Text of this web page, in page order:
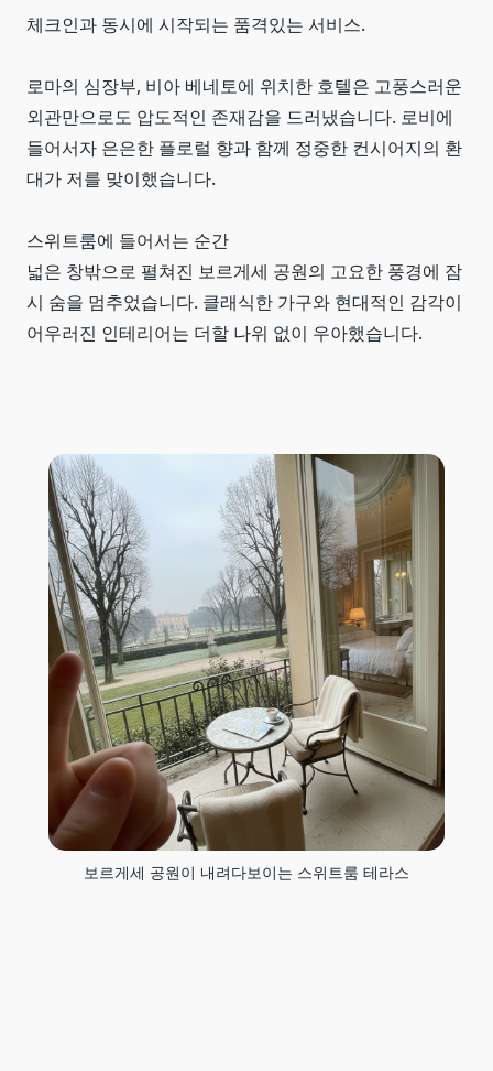
체크인과 동시에 시작되는 품격있는 서비스.
로마의 심장부, 비아 베네토에 위치한 호텔은 고풍스러운
외관만으로도 압도적인 존재감을 드러냈습니다. 로비에
들어서자 은은한 플로럴 향과 함께 정중한 컨시어지의 환
대가 저를 맞이했습니다.
스위트룸에 들어서는 순간
넓은 창밖으로 펼쳐진 보르게세 공원의 고요한 풍경에 잠
시 숨을 멈추었습니다. 클래식한 가구와 현대적인 감각이
어우러진 인테리어는 더할 나위 없이 우아했습니다.
보르게세 공원이 내려다보이는 스위트룸 테라스